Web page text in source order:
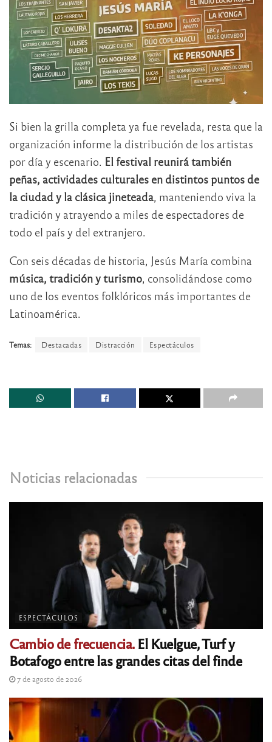
Si bien la grilla completa ya fue revelada, resta que la
organización informe la distribución de los artistas
por día y escenario. El festival reunirá también
peñas, actividades culturales en distintos puntos de
la ciudad y la clásica jineteada, manteniendo viva la
tradición y atrayendo a miles de espectadores de
todo el país y del extranjero.
Con seis décadas de historia, Jesús María combina
música, tradición y turismo, consolidándose como
uno de los eventos folklóricos más importantes de
Latinoamérica.
Temas: Destacadas Distracción Espectáculos
Noticias relacionadas
ESPECTÁCULOS
Cambio de frecuencia.El Kuelgue, Turf y
Botafogo entre las grandes citas del finde
7 de agosto de 2026